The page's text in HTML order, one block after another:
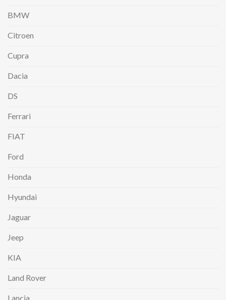
BMW
Citroen
Cupra
Dacia
DS
Ferrari
FIAT
Ford
Honda
Hyundai
Jaguar
Jeep
KIA
Land Rover
Lancia